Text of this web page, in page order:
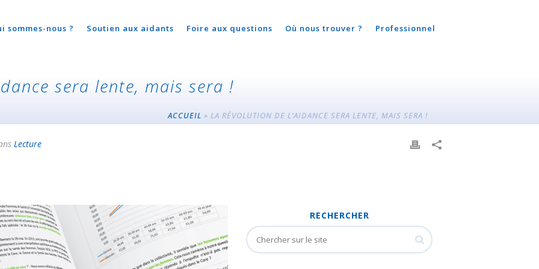
sommes-nous ? Soutien aux aidants Foire aux questions Où nous trouver ? Professionnel
sera lente, mais sera !
ACCUEIL » LA RÉVOLUTION DE L’AIDANCE SERA LENTE, MAIS SERA !
Lecture
RECHERCHER